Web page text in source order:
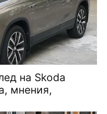
на Skoda
мнения,